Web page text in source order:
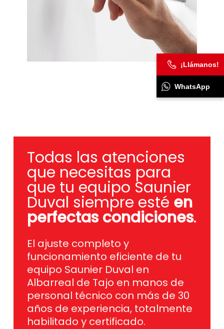
Todas las atenciones
que necesitas para
que tu equipo Saunier
Duval siempre esté en
perfectas condiciones.
El ajuste completo y
funcionamiento eficiente de tu
equipo Saunier Duval en
Albarreal de Tajo en manos de
personal técnico con más de 30
años de experiencia, totalmente
habilitado y certificado.
¡Llámanos!
WhatsApp